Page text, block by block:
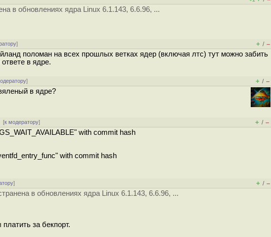
в обновлениях ядра Linux 6.1.143, 6.6.96, ...
] + / –
поломан на всех прошлых ветках ядер (включая лтс) тут можно забить
в ядре.
] + / –
в ядре?
[к модератору] + / –
with commit hash
with commit hash
] + / –
в обновлениях ядра Linux 6.1.143, 6.6.96, ...
за бекпорт.